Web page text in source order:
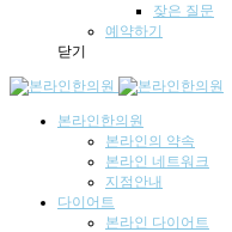
잦은 질문
예약하기
닫기
본라인한의원
본라인의 약속
본라인 네트워크
지점안내
다이어트
본라인 다이어트